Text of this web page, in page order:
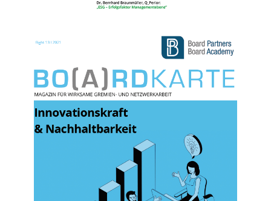
Nr. 14 (2021)